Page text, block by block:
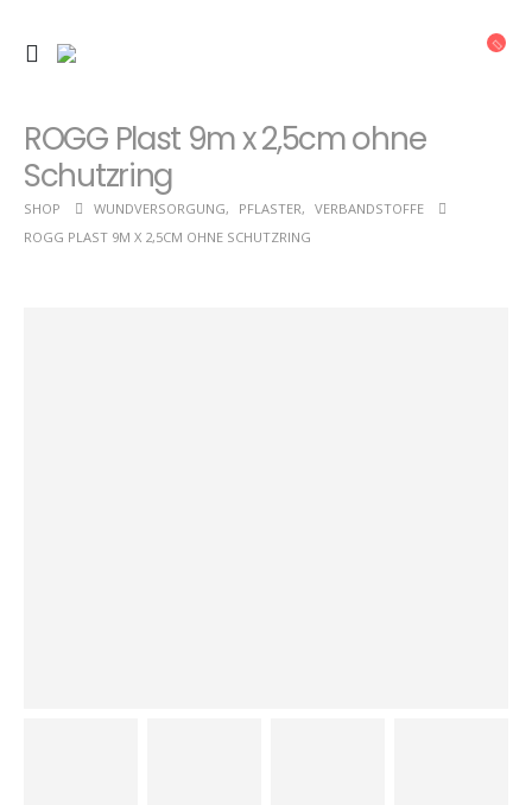
ROGG Plast 9m x 2,5cm ohne
Schutzring
SHOP WUNDVERSORGUNG, PFLASTER, VERBANDSTOFFE
ROGG PLAST 9M X 2,5CM OHNE SCHUTZRING